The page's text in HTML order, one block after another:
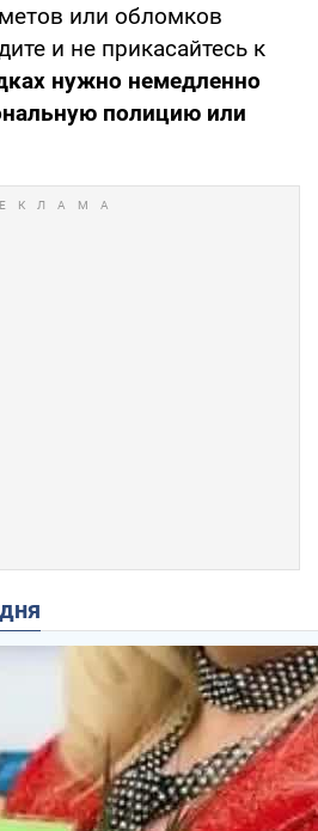
или обломков
и не прикасайтесь к
нужно немедленно
полицию или